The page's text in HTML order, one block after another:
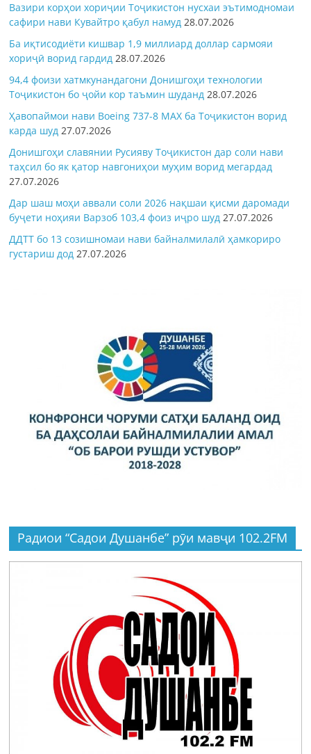
Вазири корҳои хориҷии Тоҷикистон нусхаи эътимодномаи
сафири нави Кувайтро қабул намуд 28.07.2026
Ба иқтисодиёти кишвар 1,9 миллиард доллар сармояи
хориҷӣ ворид гардид 28.07.2026
94,4 фоизи хатмкунандагони Донишгоҳи технологии
Тоҷикистон бо ҷойи кор таъмин шуданд 28.07.2026
Ҳавопаймои нави Boeing 737-8 MAX ба Тоҷикистон ворид
карда шуд 27.07.2026
Донишгоҳи славянии Русияву Тоҷикистон дар соли нави
таҳсил бо як қатор навгониҳои муҳим ворид мегардад
27.07.2026
Дар шаш моҳи аввали соли 2026 нақшаи қисми даромади
буҷети ноҳияи Варзоб 103,4 фоиз иҷро шуд 27.07.2026
ДДТТ бо 13 созишномаи нави байналмилалӣ ҳамкориро
густариш дод 27.07.2026
Радиои “Садои Душанбе” рӯи мавҷи 102.2FM